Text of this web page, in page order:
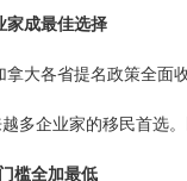
家成最佳选择
拿大各省提名政策全面
多企业家的移民首选
槛全加最低